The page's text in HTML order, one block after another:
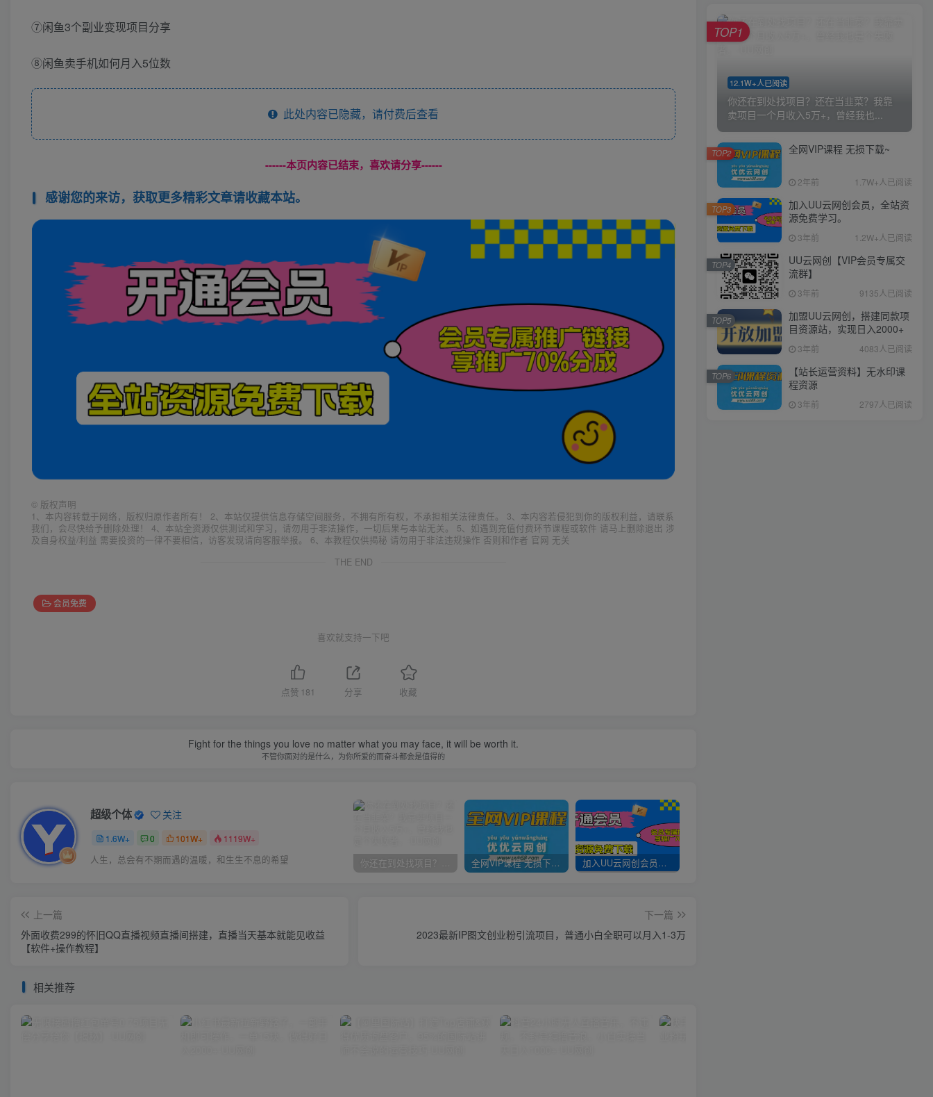
⑦闲鱼3个副业变现项目分享
⑧闲鱼卖手机如何月入5位数
此处内容已隐藏，请付费后查看
------本页内容已结束，喜欢请分享------
感谢您的来访，获取更多精彩文章请收藏本站。
© 版权声明
1、本内容转载于网络，版权归原作者所有！ 2、本站仅提供信息存储空间服务，不拥有所有权，不承担相关法律责任。 3、本内容若侵犯到你的版权利益，请联系
我们，会尽快给予删除处理！ 4、本站全资源仅供测试和学习，请勿用于非法操作，一切后果与本站无关。 5、如遇到充值付费环节课程或软件 请马上删除退出 涉
及自身权益/利益 需要投资的一律不要相信，访客发现请向客服举报。 6、本教程仅供揭秘 请勿用于非法违规操作 否则和作者 官网 无关
THE END
会员免费
喜欢就支持一下吧
点赞 181 分享 收藏
Fight for the things you love no matter what you may face, it will be worth it.
不管你面对的是什么，为你所爱的而奋斗都会是值得的
超级个体 关注
1.6W+ 0 101W+ 1119W+
人生，总会有不期而遇的温暖，和生生不息的希望 你还在到处找项目？还在当韭菜？我靠卖项目一个月收入5万+，曾经我也是个失败者。 全网VIP课程 无损下载~ 加入UU云网创会员，全站资源免费学习。
上一篇
外面收费299的怀旧QQ直播视频直播间搭建，直播当天基本就能见收益
【软件+操作教程】
下一篇
2023最新IP图文创业粉引流项目，普通小白全职可以月入1-3万
相关推荐
12.1W+人已阅读
你还在到处找项目？还在当韭菜？我靠
卖项目一个月收入5万+，曾经我也...
TOP1
全网VIP课程 无损下载~
2年前 1.7W+人已阅读
TOP2
加入UU云网创会员，全站资
源免费学习。
3年前 1.2W+人已阅读
TOP3
UU云网创【VIP会员专属交
流群】
3年前 9135人已阅读
TOP4
加盟UU云网创，搭建同款项
目资源站，实现日入2000+
3年前 4083人已阅读
TOP5
【站长运营资料】无水印课
程资源
3年前 2797人已阅读
TOP6